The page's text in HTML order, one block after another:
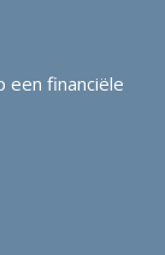
een financiële